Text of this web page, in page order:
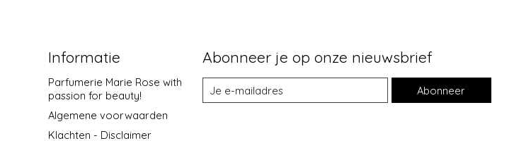
Informatie
Parfumerie Marie Rose with
passion for beauty!
Algemene voorwaarden
Klachten - Disclaimer
Abonneer je op onze nieuwsbrief
Abonneer